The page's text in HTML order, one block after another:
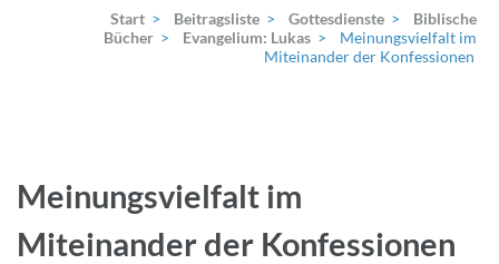
Start > Beitragsliste > Gottesdienste >
Biblische
Bücher > Evangelium: Lukas >
Meinungsvielfalt im
Miteinander der Konfessionen
Meinungsvielfalt im
Miteinander der Konfessionen